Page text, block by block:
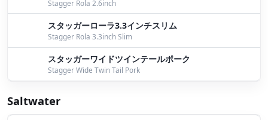
Stagger Rola 2.6inch
スタッガーローラ3.3インチスリム
Stagger Rola 3.3inch Slim
スタッガーワイドツインテールポーク
Stagger Wide Twin Tail Pork
Saltwater